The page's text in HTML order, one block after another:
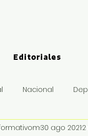
Editoriales
Nacional
Deportes 30 ago 2021